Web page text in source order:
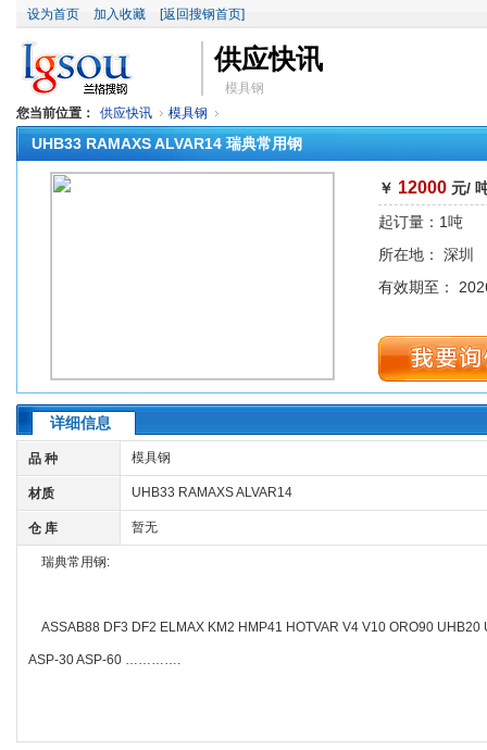
设为首页 加入收藏 [返回搜钢首页]
供应快讯
模具钢
您当前位置：
供应快讯 模具钢
UHB33 RAMAXS ALVAR14 瑞典常用钢
￥ 12000 元/
起订量：1吨
所在地： 深圳
有效期至：
详细信息
品 种 模具钢
材质 UHB33 RAMAXS ALVAR14
仓 库 暂无
瑞典常用钢:
ASSAB88 DF3 DF2 ELMAX KM2 HMP41 HOTVAR V4 V10 ORO90
ASP-30 ASP-60 ………….